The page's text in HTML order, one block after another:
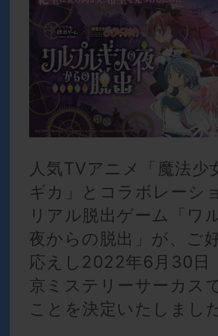
人気TVアニメ「魔法
ギカ」とコラボレーシ
リアル脱出ゲーム「ワ
夜からの脱出」が、ご
応えし2022年6月30日
京ミステリーサーカス
ことを決定いたしまし